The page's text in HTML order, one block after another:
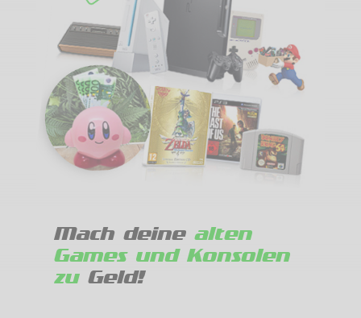
Mach deine alten
Games und Konsolen
zuGeld!